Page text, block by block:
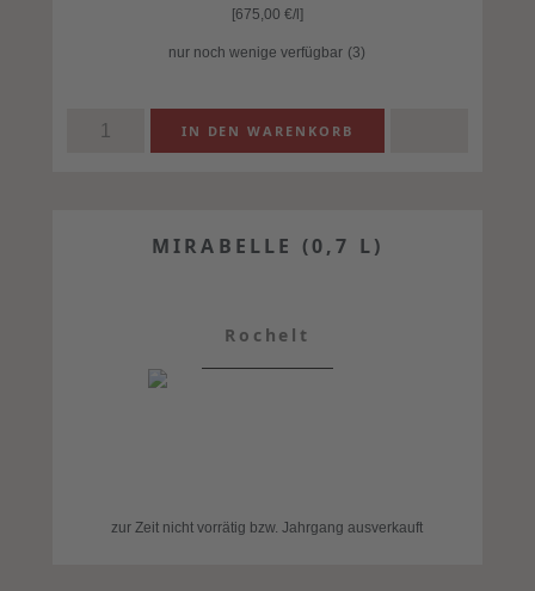
[675,00 €/l]
nur noch wenige verfügbar (3)
MIRABELLE (0,7 L)
Rochelt
zur Zeit nicht vorrätig bzw. Jahrgang ausverkauft